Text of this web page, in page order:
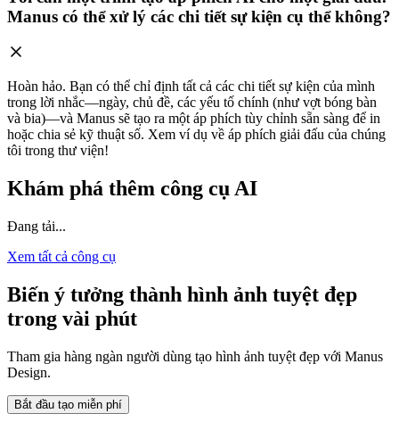
Manus có thể xử lý các chi tiết sự kiện cụ thể không?
Hoàn hảo. Bạn có thể chỉ định tất cả các chi tiết sự kiện của mình
trong lời nhắc—ngày, chủ đề, các yếu tố chính (như vợt bóng bàn
và bia)—và Manus sẽ tạo ra một áp phích tùy chỉnh sẵn sàng để in
hoặc chia sẻ kỹ thuật số. Xem ví dụ về áp phích giải đấu của chúng
tôi trong thư viện!
Khám phá thêm công cụ AI
Đang tải...
Xem tất cả công cụ
Biến ý tưởng thành hình ảnh tuyệt đẹp
trong vài phút
Tham gia hàng ngàn người dùng tạo hình ảnh tuyệt đẹp với Manus
Design.
Bắt đầu tạo miễn phí